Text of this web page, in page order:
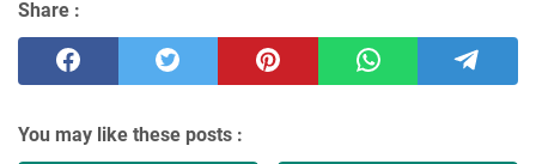
Share :
You may like these posts :